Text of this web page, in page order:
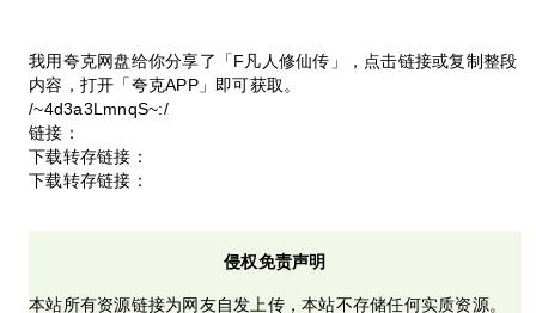
我用夸克网盘给你分享了「F凡人修仙传」，点击链接或复制整段
内容，打开「夸克APP」即可获取。
/~4d3a3LmnqS~:/
链接：
下载转存链接：
下载转存链接：
侵权免责声明
本站所有资源链接为网友自发上传，本站不存储任何实质资源。